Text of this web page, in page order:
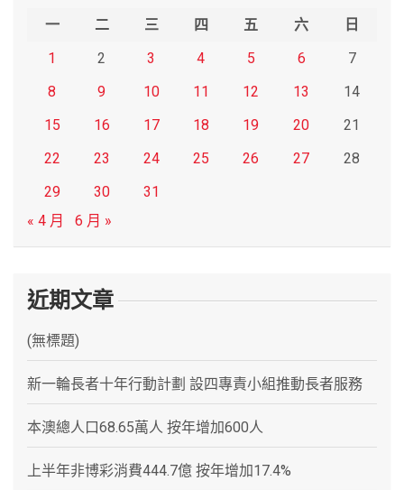
一 二 三 四 五 六
日
1
2 3 4 5 6
7
8
9 10 11 12 13
14
15
16 17 18 19 20
21
22
23 24 25 26 27
28
29
30
31
« 4 月
6 月 »
近期文章
(無標題)
新一輪長者十年行動計劃 設四專責小組推動長者服務
本澳總人口68.65萬人 按年增加600人
上半年非博彩消費444.7億 按年增加17.4%